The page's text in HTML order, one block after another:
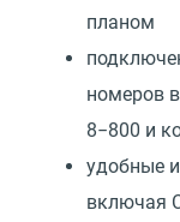
планом
номеров
8−800 и
удобные
включая